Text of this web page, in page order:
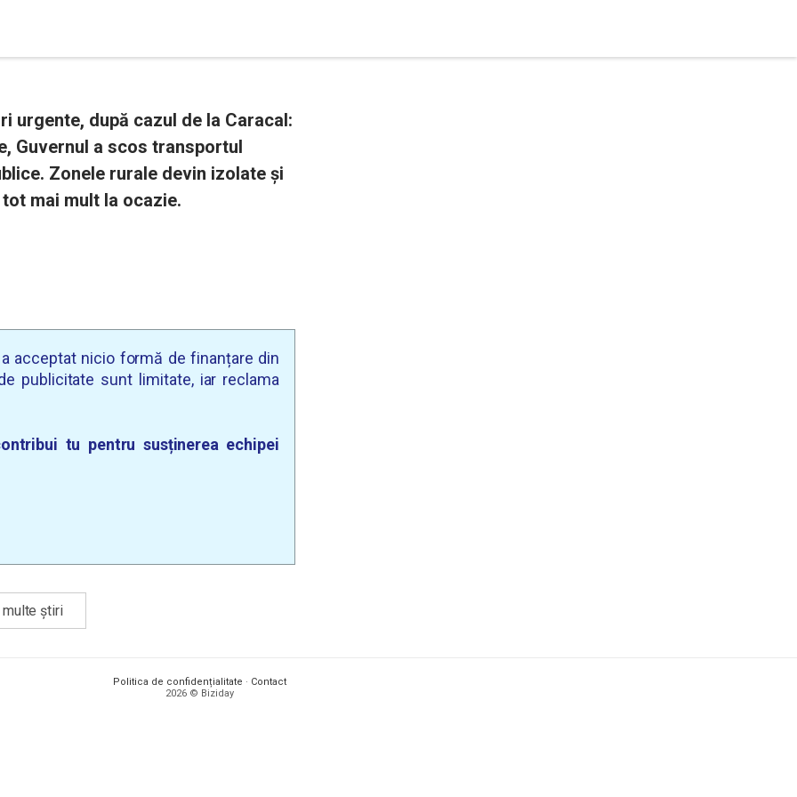
urgente, după cazul de la Caracal:
Guvernul a scos transportul
Zonele rurale devin izolate și
mai mult la ocazie.
acceptat nicio formă de finanțare din
publicitate sunt limitate, iar reclama
tu pentru susținerea echipei
știri
Politica de confidențialitate · Contact
2026 © Biziday